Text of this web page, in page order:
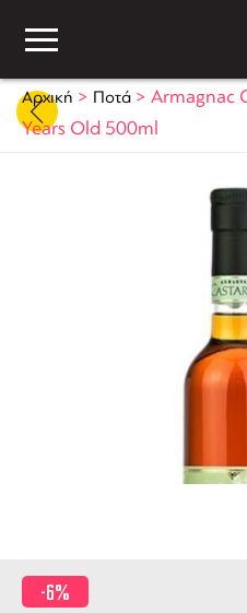
Αρχική > Ποτά > Armagnac
Years Old 500ml
-6%